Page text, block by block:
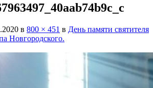
в 800 × 451 в День памяти святителя
Новгородского.